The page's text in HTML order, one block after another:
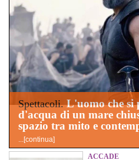
Spettacoli.L'uomo che si
d'acqua di un mare
spazio tra mito e
...[continua]
ACCADE